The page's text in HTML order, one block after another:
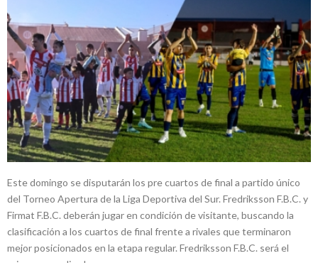
Este domingo se disputarán los pre cuartos de final a partido único
del Torneo Apertura de la Liga Deportiva del Sur. Fredriksson F.B.C. y
Firmat F.B.C. deberán jugar en condición de visitante, buscando la
clasificación a los cuartos de final frente a rivales que terminaron
mejor posicionados en la etapa regular. Fredriksson F.B.C. será el